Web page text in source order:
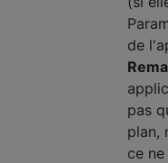
de
pas
plan,
ce